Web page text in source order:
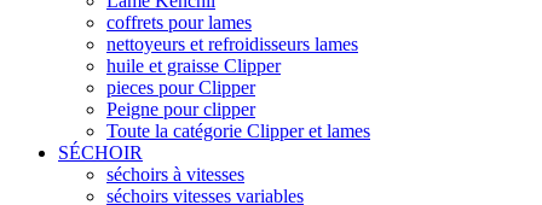
coffrets pour lames
nettoyeurs et refroidisseurs lames
huile et graisse Clipper
pieces pour Clipper
Peigne pour clipper
Toute la catégorie Clipper et lames
SÉCHOIR
séchoirs à vitesses
séchoirs vitesses variables